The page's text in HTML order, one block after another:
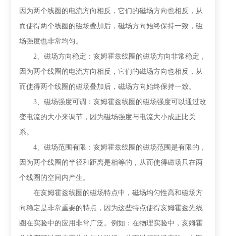
因为两个线圈的电流方向相反，它们的磁场方向也相反，从
而使得两个线圈的磁场叠加后，磁场方向始终保持一致，磁
场强度也非常均匀。
2、磁场方向稳定：亥姆霍兹线圈的磁场方向非常稳定，
因为两个线圈的电流方向相反，它们的磁场方向也相反，从
而使得两个线圈的磁场叠加后，磁场方向始终保持一致。
3、磁场强度可调：亥姆霍兹线圈的磁场强度可以通过改
变电流的大小来调节，因为磁场强度与电流大小成正比关
系。
4、磁场范围有限：亥姆霍兹线圈的磁场范围是有限的，
因为两个线圈的半径和距离是相等的，从而使得磁场只在两
个线圈的空间内产生。
在亥姆霍兹线圈的磁场特点中，磁场均匀性高和磁场方
向稳定是非常重要的特点，因为这些特点使得亥姆霍兹先线
圈在实验中的应用非常广泛。例如：在物理实验中，亥姆霍